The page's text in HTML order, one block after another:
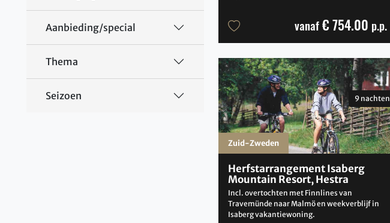
Aanbieding/special
Thema
Seizoen
vanaf€ 754.00 p.p.
Herfstarrangement Isaberg
Mountain Resort, Hestra
Incl. overtochten met Finnlines van
Travemünde naar Malmö en weekverblijf in
Isaberg vakantiewoning.
9 nachten
Zuid-Zweden